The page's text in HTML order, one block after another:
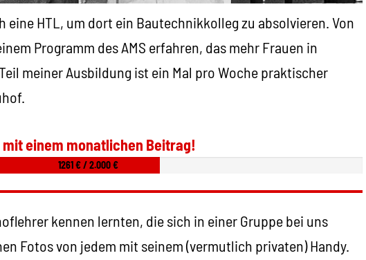
eine HTL, um dort ein Bautechnikkolleg zu absolvieren. Von
Programm des AMS erfahren, das mehr Frauen in
meiner Ausbildung ist ein Mal pro Woche praktischer
einem monatlichen Beitrag!
1261 € / 2.000 €
kennen lernten, die sich in einer Gruppe bei uns
Fotos von jedem mit seinem (vermutlich privaten) Handy.